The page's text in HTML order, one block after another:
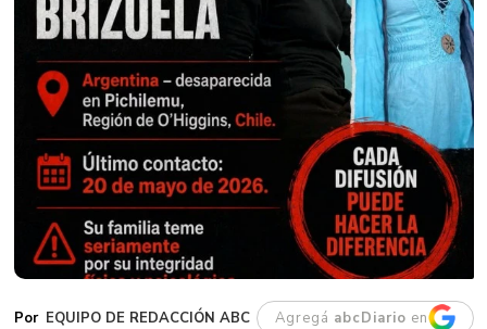
EQUIPO DE REDACCIÓN ABC Agregá abcDiario en